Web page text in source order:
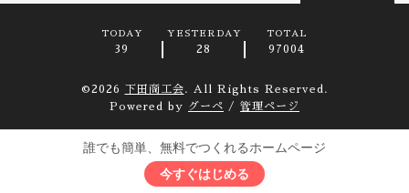
TODAY
39
YESTERDAY
28
TOTAL
97004
©2026 下田商工会. All Rights Reserved.
Powered by グーペ / 管理ページ
誰でも簡単、無料でつくれるホームページ
今すぐはじめる